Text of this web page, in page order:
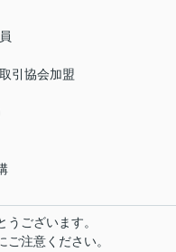
引協会加盟
ございます。
注意ください。